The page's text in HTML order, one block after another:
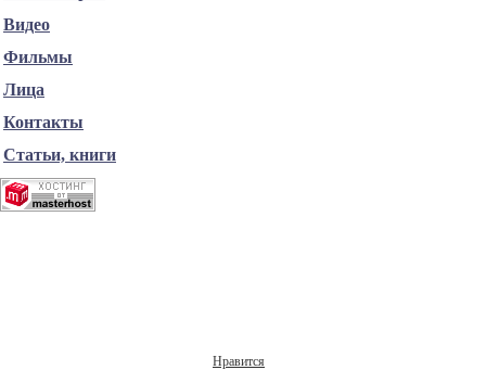
Нравится
Видео
Фильмы
Лица
Контакты
Статьи, книги